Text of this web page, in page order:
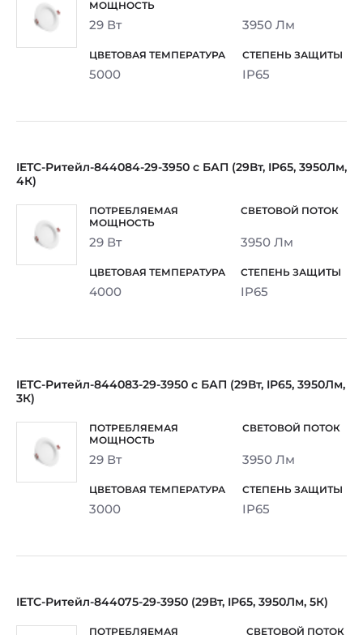
29 Вт 3950 Лм
5000 IP65
IETC-Ритейл-844084-29-3950 с БАП (29Вт, IP65, 3950Лм,
4К)
29 Вт 3950 Лм
4000 IP65
IETC-Ритейл-844083-29-3950 с БАП (29Вт, IP65, 3950Лм,
3К)
29 Вт 3950 Лм
3000 IP65
IETC-Ритейл-844075-29-3950 (29Вт, IP65, 3950Лм, 5К)